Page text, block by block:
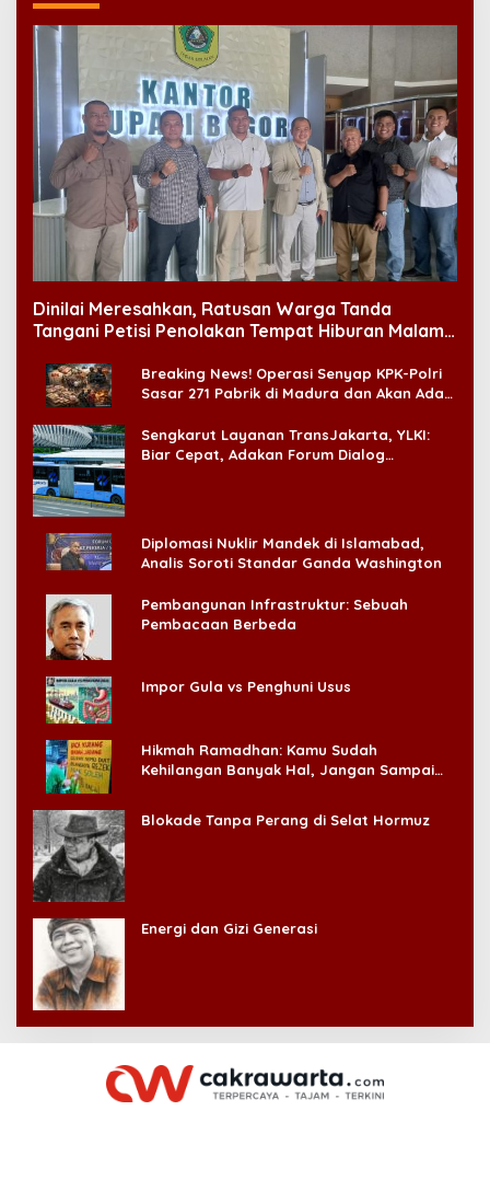
Dinilai Meresahkan, Ratusan Warga Tanda
Tangani Petisi Penolakan Tempat Hiburan Malam
Breaking News! Operasi Senyap KPK-Polri
Sasar 271 Pabrik di Madura dan Akan Ada
Sengkarut Layanan TransJakarta, YLKI:
Biar Cepat, Adakan Forum Dialog
Diplomasi Nuklir Mandek di Islamabad,
Analis Soroti Standar Ganda Washington
Pembangunan Infrastruktur: Sebuah
Pembacaan Berbeda
Impor Gula vs Penghuni Usus
Hikmah Ramadhan: Kamu Sudah
Kehilangan Banyak Hal, Jangan Sampai
Blokade Tanpa Perang di Selat Hormuz
Energi dan Gizi Generasi